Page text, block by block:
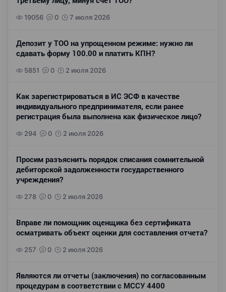
19056 0 7 июля 2026
Депозит у ТОО на упрощенном режиме: нужно ли
сдавать форму 100.00 и платить КПН?
5851 0 2 июля 2026
Как зарегистрироваться в ИС ЭСФ в качестве
индивидуального предпринимателя, если ранее
регистрация была выполнена как физическое лицо?
294 0 2 июля 2026
Просим разъяснить порядок списания сомнительной
дебиторской задолженности государственного
учреждения?
278 0 2 июля 2026
Вправе ли помощник оценщика без сертификата
осматривать объект оценки для составления отчета?
257 0 2 июля 2026
Являются ли отчеты (заключения) по согласованным
процедурам в соответствии с МССУ 4400